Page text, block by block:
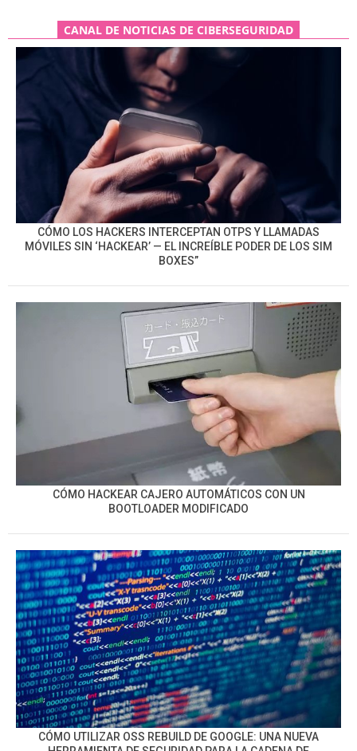
CANAL DE NOTICIAS DE CIBERSEGURIDAD
CÓMO LOS HACKERS INTERCEPTAN OTPS Y LLAMADAS
MÓVILES SIN ‘HACKEAR’ — EL INCREÍBLE PODER DE LOS SIM
BOXES”
CÓMO HACKEAR CAJERO AUTOMÁTICOS CON UN
BOOTLOADER MODIFICADO
CÓMO UTILIZAR OSS REBUILD DE GOOGLE: UNA NUEVA